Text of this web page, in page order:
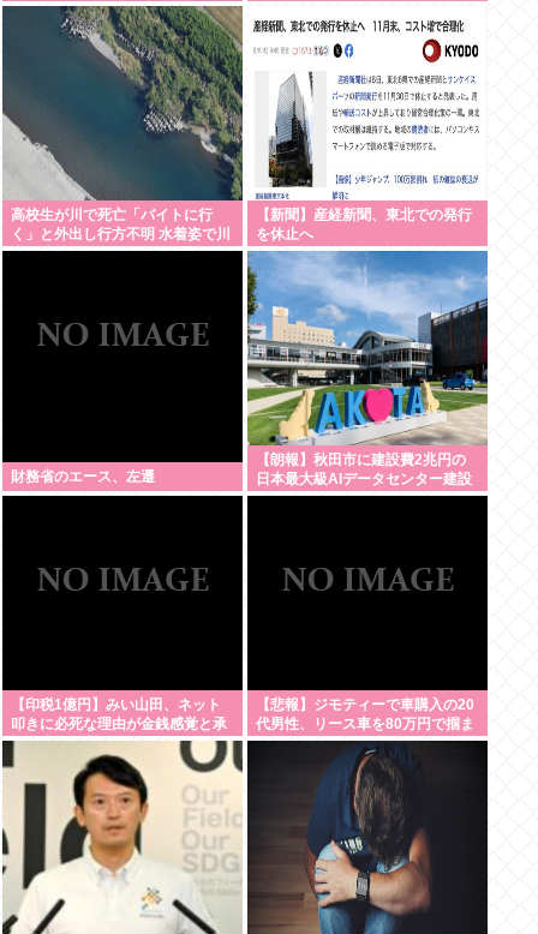
高校生が川で死亡「バイトに行
く」と外出し行方不明 水着姿で川
底に沈んでいるのを発見
【新聞】産経新聞、東北での発行
を休止へ
財務省のエース、左遷
【朗報】秋田市に建設費2兆円の
日本最大級AIデータセンター建設
へ UAEなどが投資
【印税1億円】みい山田、ネット
叩きに必死な理由が金銭感覚と承
認欲求の深淵に迫る
【悲報】ジモティーで車購入の20
代男性、リース車を80万円で掴ま
される